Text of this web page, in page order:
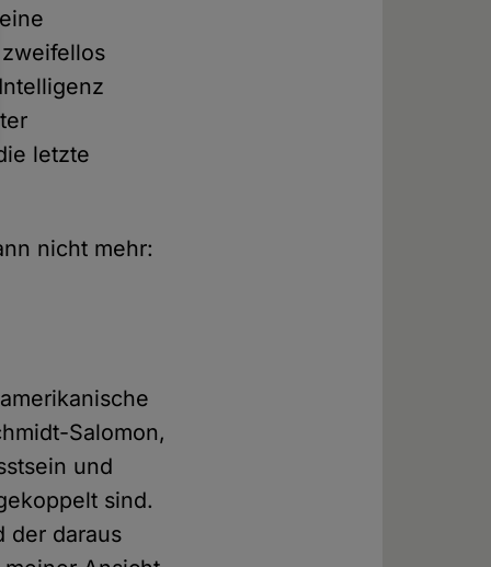
letzte
nicht mehr:
Salomon,
und
sind.
der daraus